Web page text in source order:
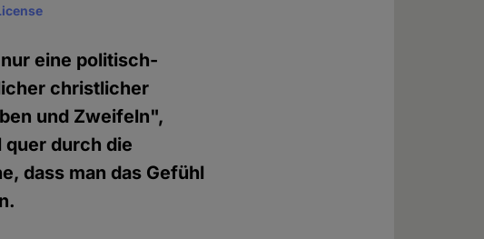
eine politisch-
christlicher
und Zweifeln",
durch die
dass man das Gefühl